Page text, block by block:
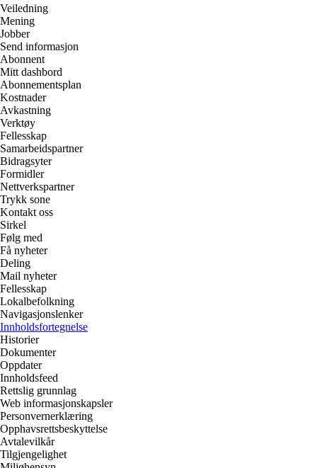
Veiledning
Mening
Jobber
Send informasjon
Abonnent
Mitt dashbord
Abonnementsplan
Kostnader
Avkastning
Verktøy
Fellesskap
Samarbeidspartner
Bidragsyter
Formidler
Nettverkspartner
Trykk sone
Kontakt oss
Sirkel
Følg med
Få nyheter
Deling
Mail nyheter
Fellesskap
Lokalbefolkning
Navigasjonslenker
Innholdsfortegnelse
Historier
Dokumenter
Oppdater
Innholdsfeed
Rettslig grunnlag
Web informasjonskapsler
Personvernerklæring
Opphavsrettsbeskyttelse
Avtalevilkår
Tilgjengelighet